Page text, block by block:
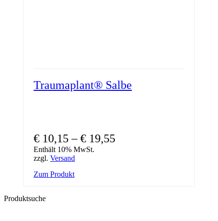
Traumaplant® Salbe
€ 10,15 –€ 19,55
Enthält 10% MwSt.
zzgl. Versand
Zum ProduktDieses
Produktsuche